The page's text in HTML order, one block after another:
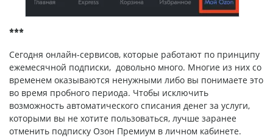
***
Сегодня онлайн-сервисов, которые работают по принципу
ежемесячной подписки, довольно много. Многие из них со
временем оказываются ненужными либо вы понимаете это
во время пробного периода. Чтобы исключить
возможность автоматического списания денег за услуги,
которыми вы не хотите пользоваться, лучше заранее
отменить подписку Озон Премиум в личном кабинете.